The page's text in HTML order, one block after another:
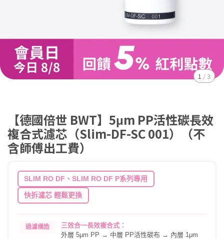
1 /3
【德國倍世 BWT】5μm PP活性碳長效
複合式濾芯（Slim-DF-SC 001）（不
含師傅出工費）
SLIM RO DF、SLIM RO DF P系列專用
快拆濾芯 輕鬆更換
過濾構造
三效合一長效複合式：
外層 5μm PP → 中層 PP活性碳布 → 內層 1μm